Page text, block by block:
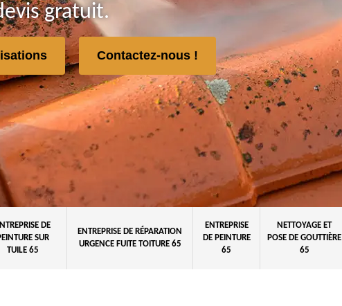
gratuit.
Contactez-nous !
DE
SUR
TUILE 65
ENTREPRISE DE RÉPARATION
URGENCE FUITE TOITURE 65
ENTREPRISE
DE PEINTURE
65
NETTOYAGE ET
POSE DE GOUTTIÈRE
65